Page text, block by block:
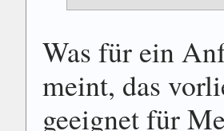
Was für ein
meint, das
geeignet für